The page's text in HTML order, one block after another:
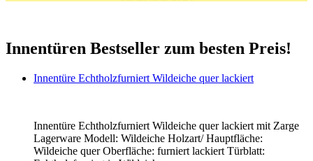
Innentüren Bestseller zum besten Preis!
Innentüre Echtholzfurniert Wildeiche quer lackiert
Innentüre Echtholzfurniert Wildeiche quer lackiert mit Zarge
Lagerware Modell: Wildeiche Holzart/ Hauptfläche:
Wildeiche quer Oberfläche: furniert lackiert Türblatt: